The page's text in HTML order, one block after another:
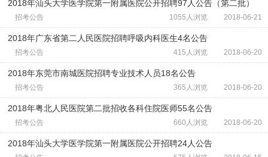
2018年汕头大学医学院第一附属医院公开招聘97人公告（第二批）
招考公告 2018-06-21
1055人浏览
2018年广东省第二人民医院招聘呼吸内科医生4名公告
招考公告 2018-06-20
415人浏览
2018年东莞市南城医院招聘专业技术人员18名公告
招考公告 2018-06-20
365人浏览
2018年粤北人民医院第二批招收各科住院医师55名公告
招考公告 2018-06-20
660人浏览
2018年汕头大学医学院第一附属医院公开招聘24人公告